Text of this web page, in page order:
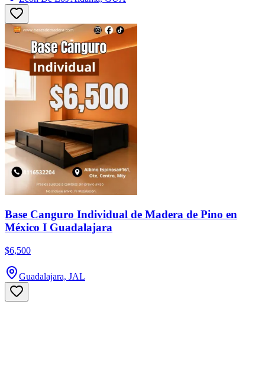
Base Canguro Individual de Madera de Pino en
México I Guadalajara
$6,500
Guadalajara, JAL